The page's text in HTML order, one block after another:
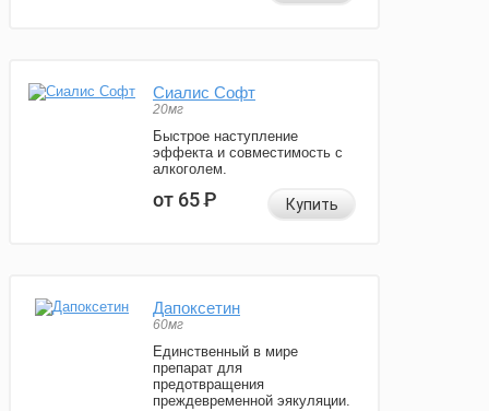
Сиалис Софт
20мг
Быстрое наступление
эффекта и совместимость с
алкоголем.
от 65Р Купить
Дапоксетин
60мг
Единственный в мире
препарат для
предотвращения
преждевременной эякуляции.